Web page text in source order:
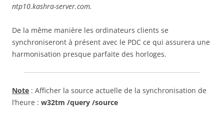
ntp10.kashra-server.com.
De la même manière les ordinateurs clients se
synchroniseront à présent avec le PDC ce qui assurera une
harmonisation presque parfaite des horloges.
Note : Afficher la source actuelle de la synchronisation de
l’heure : w32tm /query /source